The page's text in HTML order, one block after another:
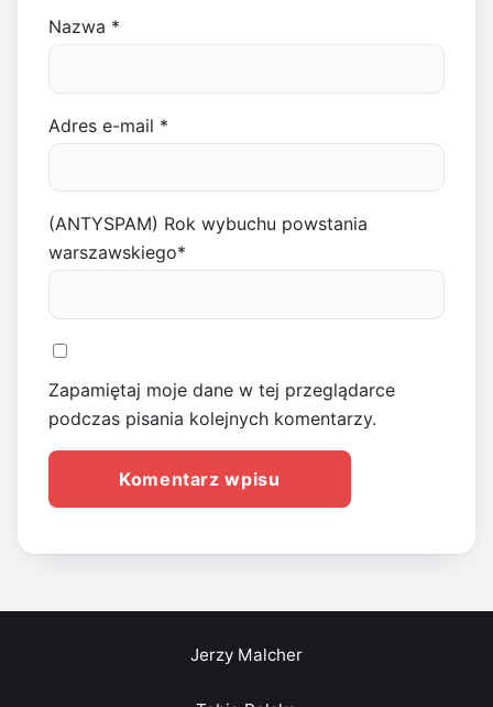
Nazwa *
Adres e-mail *
(ANTYSPAM) Rok wybuchu powstania
warszawskiego*
Zapamiętaj moje dane w tej przeglądarce
podczas pisania kolejnych komentarzy.
Jerzy Malcher